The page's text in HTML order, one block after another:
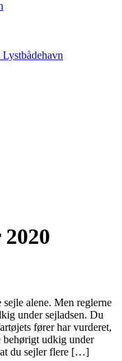
alene. Men reglerne
under sejladsen. Du
fører har vurderet,
behørigt udkig under
at du sejler flere […]